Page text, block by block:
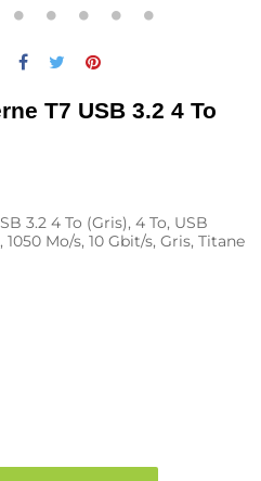
T7 USB 3.2 4 To
3.2 4 To (Gris), 4 To, USB
1050 Mo/s, 10 Gbit/s, Gris, Titane